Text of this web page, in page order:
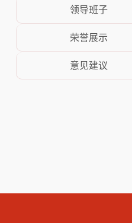
领导班子
荣誉展示
意见建议